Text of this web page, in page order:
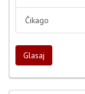
Čikago
Glasaj